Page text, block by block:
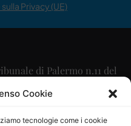
Cookie
tecnologie come i cookie
Privacy (UE)
di Palermo n.11 del